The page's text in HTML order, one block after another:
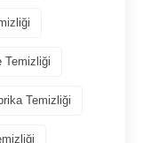
Temizliği
Temizliği